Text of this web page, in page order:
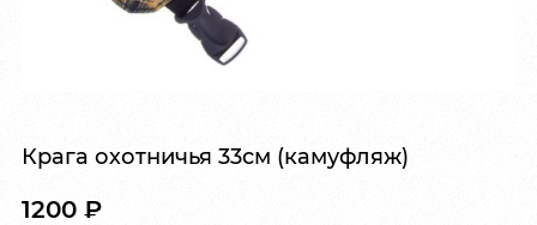
Крага охотничья 33см (камуфляж)
1200 ₽